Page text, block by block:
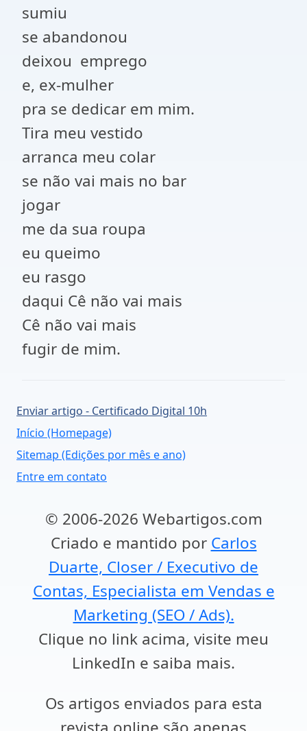
sumiu
se abandonou
deixou emprego
e, ex-mulher
pra se dedicar em mim.
Tira meu vestido
arranca meu colar
se não vai mais no bar
jogar
me da sua roupa
eu queimo
eu rasgo
daqui Cê não vai mais
Cê não vai mais
fugir de mim.
Enviar artigo - Certificado Digital 10h
Início (Homepage)
Sitemap (Edições por mês e ano)
Entre em contato
© 2006-2026 Webartigos.com
Criado e mantido por Carlos
Duarte, Closer / Executivo de
Contas, Especialista em Vendas e
Marketing (SEO / Ads).
Clique no link acima, visite meu
LinkedIn e saiba mais.
Os artigos enviados para esta